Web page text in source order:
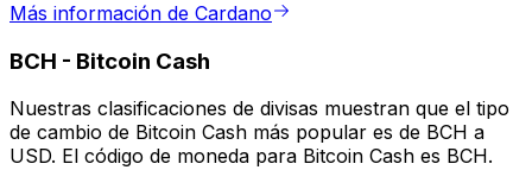
Más información de Cardano
BCH - Bitcoin Cash
Nuestras clasificaciones de divisas muestran que el tipo
de cambio de Bitcoin Cash más popular es de BCH a
USD. El código de moneda para Bitcoin Cash es BCH.